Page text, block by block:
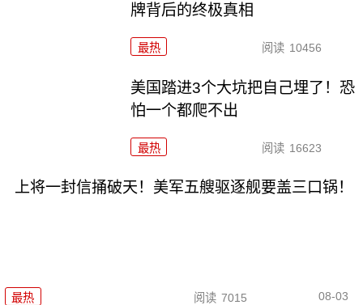
牌背后的终极真相
最热 阅读 10456
美国踏进3个大坑把自己埋了！恐
怕一个都爬不出
最热 阅读 16623
上将一封信捅破天！美军五艘驱逐舰要盖三口锅！
最热 阅读 7015 08-03